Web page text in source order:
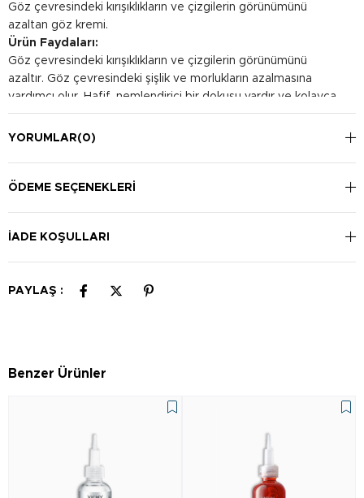
Göz çevresindeki kırışıklıkların ve çizgilerin görünümünü
azaltan göz kremi.
Ürün Faydaları:
Göz çevresindeki kırışıklıkların ve çizgilerin görünümünü
azaltır. Göz çevresindeki şişlik ve morlukların azalmasına
yardımcı olur. Hafif, nemlendirici bir dokusu vardır ve kolayca
emilir.
Kullanım Şekli:
YORUMLAR(0)
ÖDEME SEÇENEKLERI
İADE KOŞULLARI
PAYLAŞ :
Benzer Ürünler